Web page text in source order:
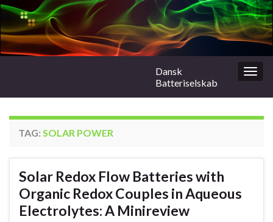
Dansk
Batteriselskab
TAG: SOLAR POWER
Solar Redox Flow Batteries with
Organic Redox Couples in Aqueous
Electrolytes: A Minireview